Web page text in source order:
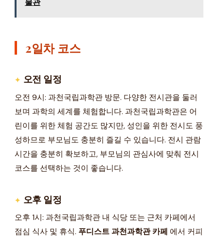
2일차 코스
오전 일정
오전 9시: 과천국립과학관 방문. 다양한 전시관을 둘러
보며 과학의 세계를 체험합니다. 과천국립과학관은 어
린이를 위한 체험 공간도 많지만, 성인을 위한 전시도 풍
성하므로 부모님도 충분히 즐길 수 있습니다. 전시 관람
시간을 충분히 확보하고, 부모님의 관심사에 맞춰 전시
코스를 선택하는 것이 좋습니다.
오후 일정
오후 1시: 과천국립과학관 내 식당 또는 근처 카페에서
점심 식사 및 휴식. 푸디스트 과천과학관 카페 에서 커피